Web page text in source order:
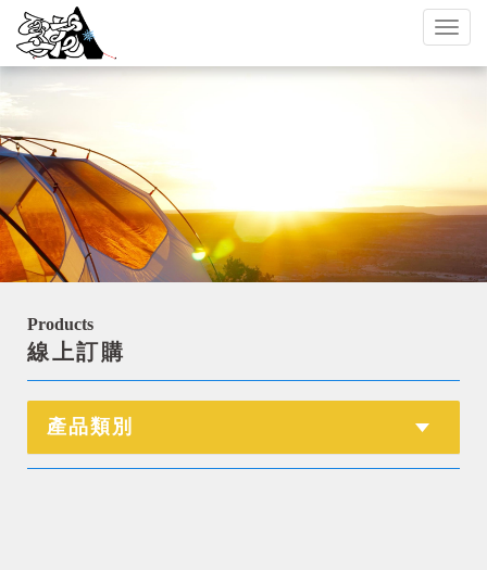
Toggle
Products
線上訂購
產品類別